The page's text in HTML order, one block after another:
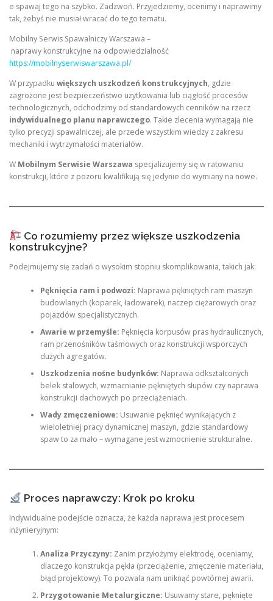
e spawaj tego na szybko. Zadzwoń. Przyjedziemy, ocenimy i naprawimy
tak, żebyś nie musiał wracać do tego tematu.
Mobilny Serwis Spawalniczy Warszawa –
naprawy konstrukcyjne na odpowiedzialność
https://mobilnyserwiswarszawa.pl/
W przypadku większych uszkodzeń konstrukcyjnych, gdzie
zagrożone jest bezpieczeństwo użytkowania lub ciągłość procesów
technologicznych, odchodzimy od standardowych cenników na rzecz
indywidualnego planu naprawczego. Takie zlecenia wymagają nie
tylko precyzji spawalniczej, ale przede wszystkim wiedzy z zakresu
mechaniki i wytrzymałości materiałów.
W Mobilnym Serwisie Warszawa specjalizujemy się w ratowaniu
konstrukcji, które z pozoru kwalifikują się jedynie do wymiany na nowe.
Co rozumiemy przez większe uszkodzenia
konstrukcyjne?
Podejmujemy się zadań o wysokim stopniu skomplikowania, takich jak:
Pęknięcia ram i podwozi: Naprawa pękniętych ram maszyn
budowlanych (koparek, ładowarek), naczep ciężarowych oraz
pojazdów specjalistycznych.
Awarie w przemyśle: Pęknięcia korpusów pras hydraulicznych,
ram przenośników taśmowych oraz konstrukcji wsporczych
dużych agregatów.
Uszkodzenia nośne budynków: Naprawa odkształconych
belek stalowych, wzmacnianie pękniętych słupów czy naprawa
konstrukcji dachowych po przeciążeniach.
Wady zmęczeniowe: Usuwanie pęknięć wynikających z
wieloletniej pracy dynamicznej maszyn, gdzie standardowy
spaw to za mało – wymagane jest wzmocnienie strukturalne.
Proces naprawczy: Krok po kroku
Indywidualne podejście oznacza, że każda naprawa jest procesem
inżynieryjnym:
Analiza Przyczyny: Zanim przyłożymy elektrodę, oceniamy,
dlaczego konstrukcja pękła (przeciążenie, zmęczenie materiału,
błąd projektowy). To pozwala nam uniknąć powtórnej awarii.
Przygotowanie Metalurgiczne: Usuwamy stare, pęknięte